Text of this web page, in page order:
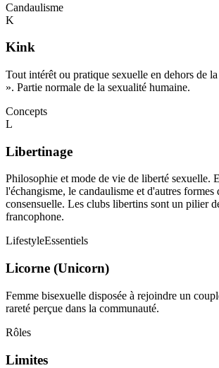
Candaulisme
K
Kink
Tout intérêt ou pratique sexuelle en dehors de
». Partie normale de la sexualité humaine.
Concepts
L
Libertinage
Philosophie et mode de vie de liberté sexuelle.
l'échangisme, le candaulisme et d'autres
consensuelle. Les clubs libertins sont un pilier
francophone.
LifestyleEssentiels
Licorne (Unicorn)
Femme bisexuelle disposée à rejoindre un
rareté perçue dans la communauté.
Rôles
Limites